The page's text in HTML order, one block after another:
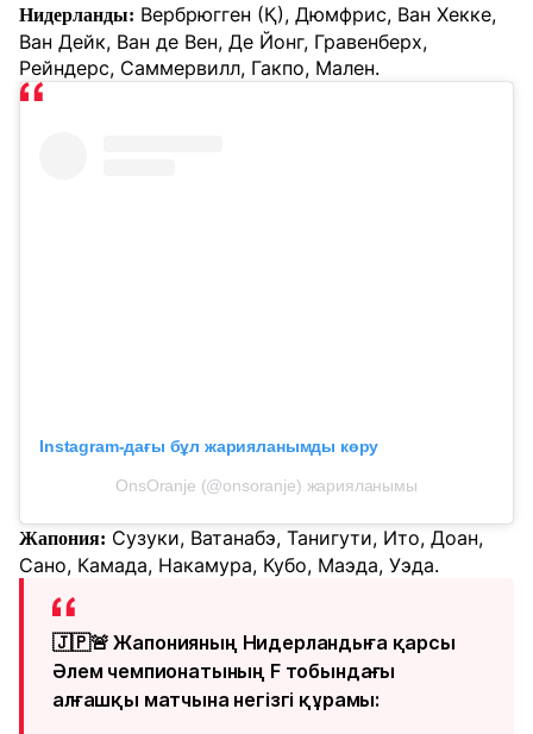
Нидерланды: Вербрюгген (Қ), Дюмфрис, Ван Хекке,
Ван Дейк, Ван де Вен, Де Йонг, Гравенберх,
Рейндерс, Саммервилл, Гакпо, Мален.
Instagram-дағы бұл жарияланымды көру
OnsOranje (@onsoranje) жарияланымы
Жапония: Сузуки, Ватанабэ, Танигути, Ито, Доан,
Сано, Камада, Накамура, Кубо, Маэда, Уэда.
🇯🇵🚨 Жапонияның Нидерландыға қарсы
Әлем чемпионатының F тобындағы
алғашқы матчына негізгі құрамы: